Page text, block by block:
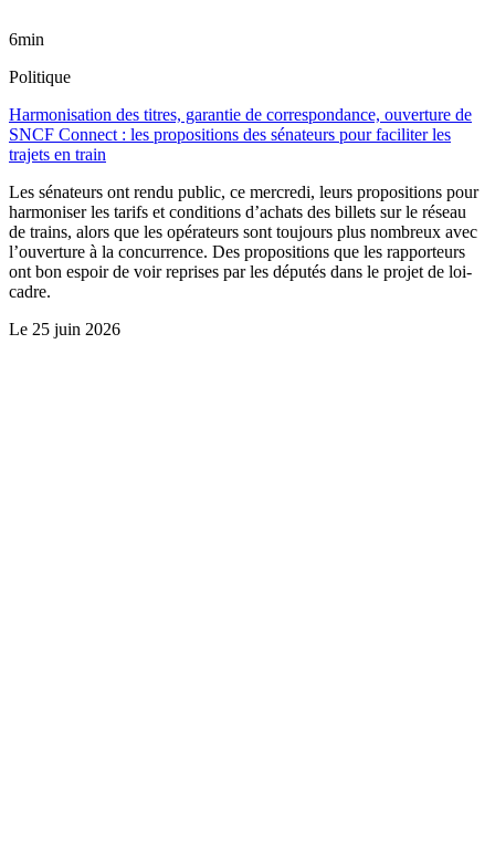
6min
Politique
Harmonisation des titres, garantie de correspondance, ouverture de
SNCF Connect : les propositions des sénateurs pour faciliter les
trajets en train
Les sénateurs ont rendu public, ce mercredi, leurs propositions pour
harmoniser les tarifs et conditions d’achats des billets sur le réseau
de trains, alors que les opérateurs sont toujours plus nombreux avec
l’ouverture à la concurrence. Des propositions que les rapporteurs
ont bon espoir de voir reprises par les députés dans le projet de loi-
cadre.
Le 25 juin 2026